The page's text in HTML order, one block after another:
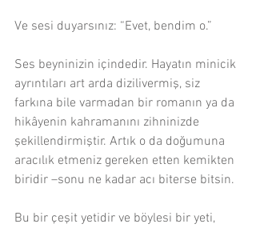
Ve sesi duyarsınız: “Evet, bendim o.”
Ses beyninizin içindedir. Hayatın minicik
ayrıntıları art arda dizilivermiş, siz
farkına bile varmadan bir romanın ya da
hikâyenin kahramanını zihninizde
şekillendirmiştir. Artık o da doğumuna
aracılık etmeniz gereken etten kemikten
biridir –sonu ne kadar acı biterse bitsin.
Bu bir çeşit yetidir ve böylesi bir yeti,